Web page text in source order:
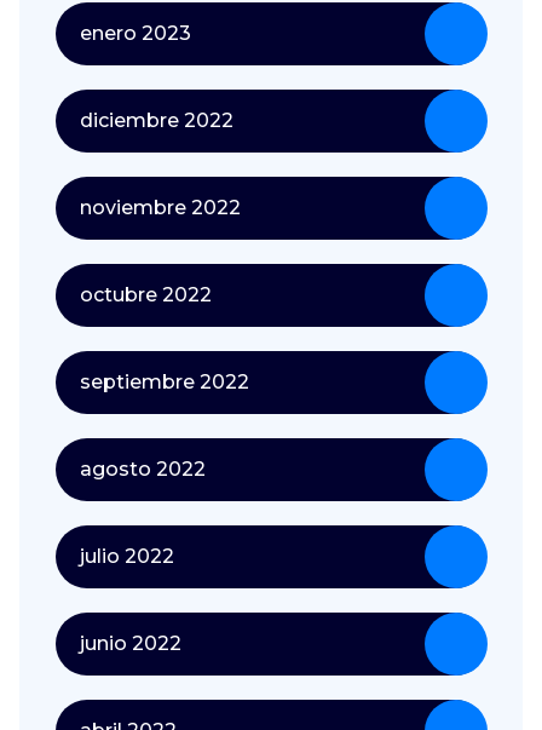
enero 2023
diciembre 2022
noviembre 2022
octubre 2022
septiembre 2022
agosto 2022
julio 2022
junio 2022